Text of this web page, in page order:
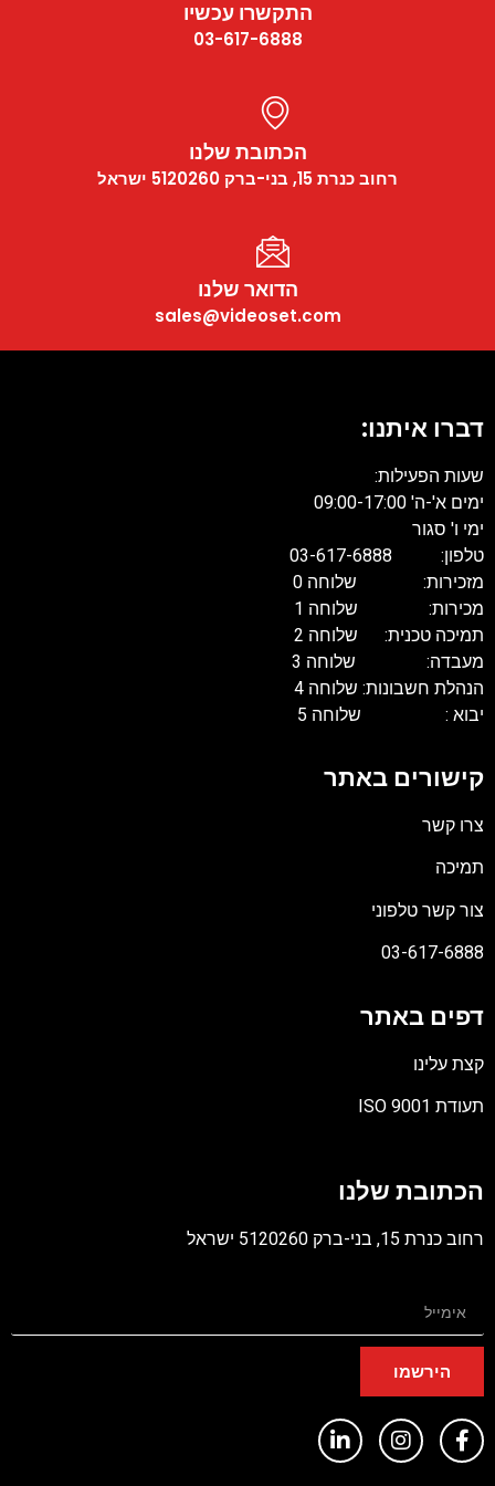
התקשרו עכשיו
03-617-6888
הכתובת שלנו
רחוב כנרת 15, בני-ברק 5120260 ישראל
הדואר שלנו
sales@videoset.com
דברו איתנו:
שעות הפעילות:
ימים א'-ה' 09:00-17:00
ימי ו' סגור
טלפון: 03-617-6888
מזכירות: שלוחה 0
מכירות: שלוחה 1
תמיכה טכנית: שלוחה 2
מעבדה: שלוחה 3
הנהלת חשבונות: שלוחה 4
יבוא : שלוחה 5
קישורים באתר
צרו קשר
תמיכה
צור קשר טלפוני
03-617-6888
דפים באתר
קצת עלינו
תעודת ISO 9001
PDF
הכתובת שלנו
רחוב כנרת 15, בני-ברק 5120260 ישראל
הירשמו